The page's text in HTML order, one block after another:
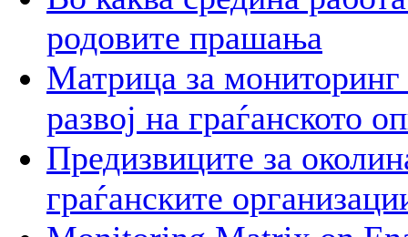
родовите прашања
Матрица за мониторинг
развој на граѓанското
Предизвиците за
граѓанските